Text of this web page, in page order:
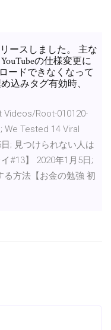
リースしました。 主な
の仕様変更に
ードできなくなって
込みタグ有効時、
Root-010120-
We Tested 14 Viral
; 見つけられない人は
#13】 2020年1月5日;
る方法【お金の勉強 初